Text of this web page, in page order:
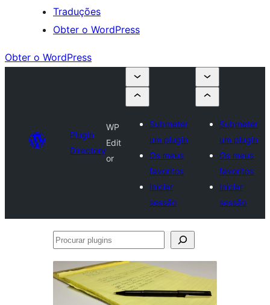
Traduções
Obter o WordPress
Obter o WordPress
Plugin
Directory
WP
Edit
or
Submeter
um plugin
Os meus
favoritos
Iniciar
sessão
Submeter
um plugin
Os meus
favoritos
Iniciar
sessão
Procurar